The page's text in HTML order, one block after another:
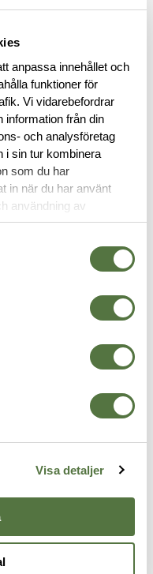
anpassa innehållet och
funktioner för
Vi vidarebefordrar
information från din
och analysföretag
i sin tur kombinera
som du har
in när du har använt
användning av
av
Visa detaljer
- 16
Patch. Liten.